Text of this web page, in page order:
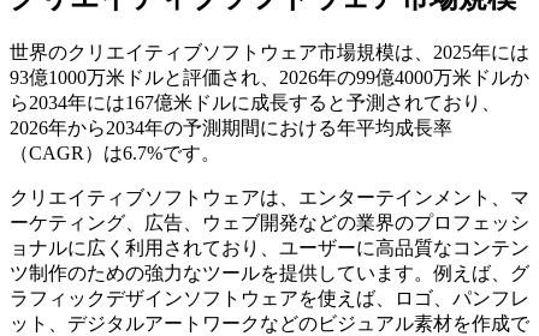
世界のクリエイティブソフトウェア市場規模は、2025年には
93億1000万米ドルと評価され、2026年の99億4000万米ドルか
ら2034年には167億米ドルに成長すると予測されており、
2026年から2034年の予測期間における年平均成長率
（CAGR）は6.7%です。
クリエイティブソフトウェアは、エンターテインメント、マ
ーケティング、広告、ウェブ開発などの業界のプロフェッシ
ョナルに広く利用されており、ユーザーに高品質なコンテン
ツ制作のための強力なツールを提供しています。例えば、グ
ラフィックデザインソフトウェアを使えば、ロゴ、パンフレ
ット、デジタルアートワークなどのビジュアル素材を作成で